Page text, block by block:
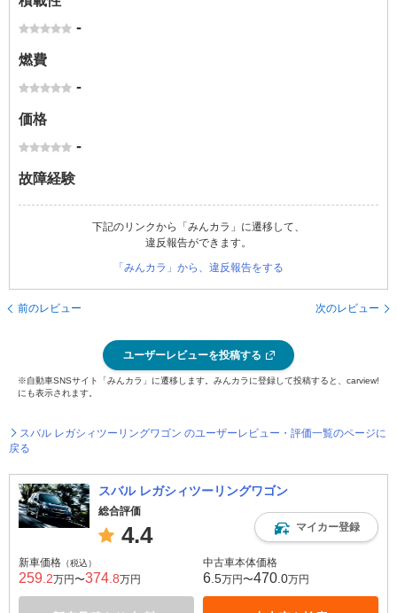
-
燃費
-
価格
-
故障経験
下記のリンクから「みんカラ」に遷移して、
違反報告ができます。
「みんカラ」から、違反報告をする
前のレビュー 次のレビュー
ユーザーレビューを投稿する
※自動車SNSサイト「みんカラ」に遷移します。みんカラに登録して投稿すると、carview!
にも表示されます。
スバル レガシィツーリングワゴン のユーザーレビュー・評価一覧のページに
戻る
スバル レガシィツーリングワゴン
総合評価
4.4 マイカー登録
新車価格 （税込）
259 .2万円〜374 .8万円
中古車本体価格
6 .5万円〜470 .0万円